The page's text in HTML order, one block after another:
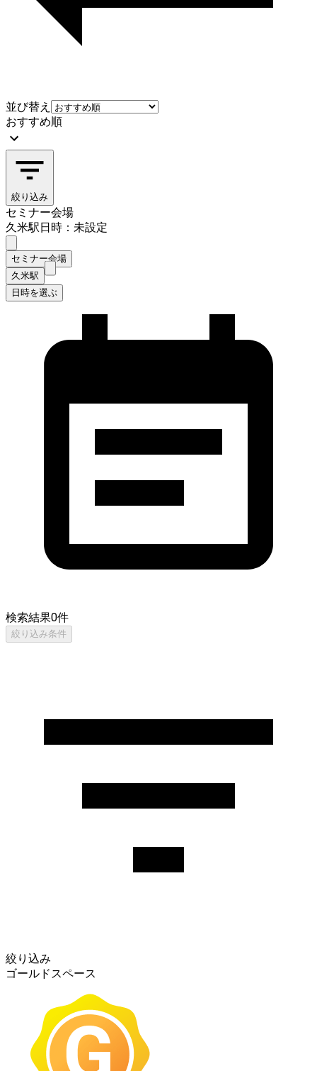
並び替え
おすすめ順
絞り込み
セミナー会場
久米駅日時：未設定
セミナー会場
久米駅
日時を選ぶ
検索結果0件
絞り込み条件
絞り込み
ゴールドスペース